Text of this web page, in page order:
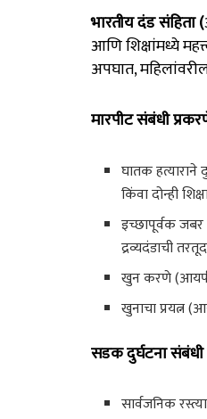
भारतीय दंड संहिता (
आणि शिक्षांमध्ये
अपघात,
मारपीट संबंधी
घातक हत्याराने
किंवा दोन्ही
इच्छापूर्वक
द्रव्यदंडाची
खुन करणे
खुनाचा प्रयत्न
सडक दुर्घटना
सार्वजनिक